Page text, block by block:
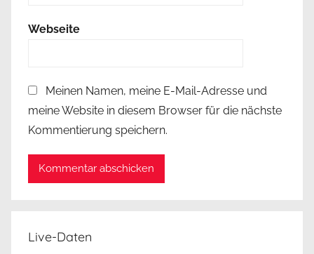
Webseite
Meinen Namen, meine E-Mail-Adresse und
meine Website in diesem Browser für die nächste
Kommentierung speichern.
Live-Daten